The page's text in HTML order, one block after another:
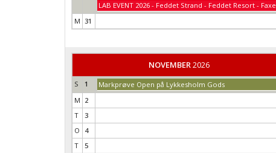
LAB EVENT 2026 - Feddet Strand - Feddet Resort - Faxe
M 31
NOVEMBER2026
S 1
Markprøve Open på Lykkesholm Gods
M 2
T
3
O
4
T
5